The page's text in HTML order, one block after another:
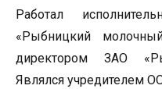
Работал
«Рыбницкий
директором ЗАО
Являлся учредителем